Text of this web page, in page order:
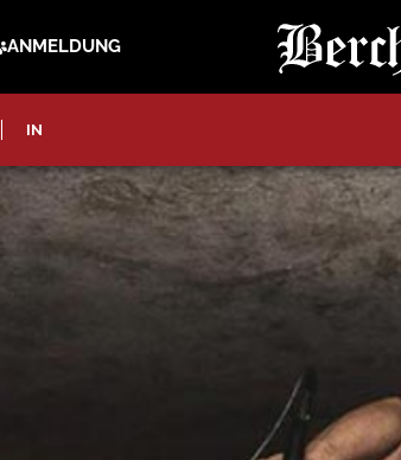
ANMELDUNG
IN